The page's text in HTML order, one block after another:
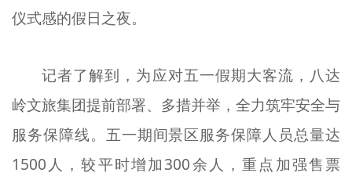
仪式感的假日之夜。
记者了解到，为应对五一假期大客流，八达
岭文旅集团提前部署、多措并举，全力筑牢安全与
服务保障线。五一期间景区服务保障人员总量达
1500人，较平时增加300余人，重点加强售票